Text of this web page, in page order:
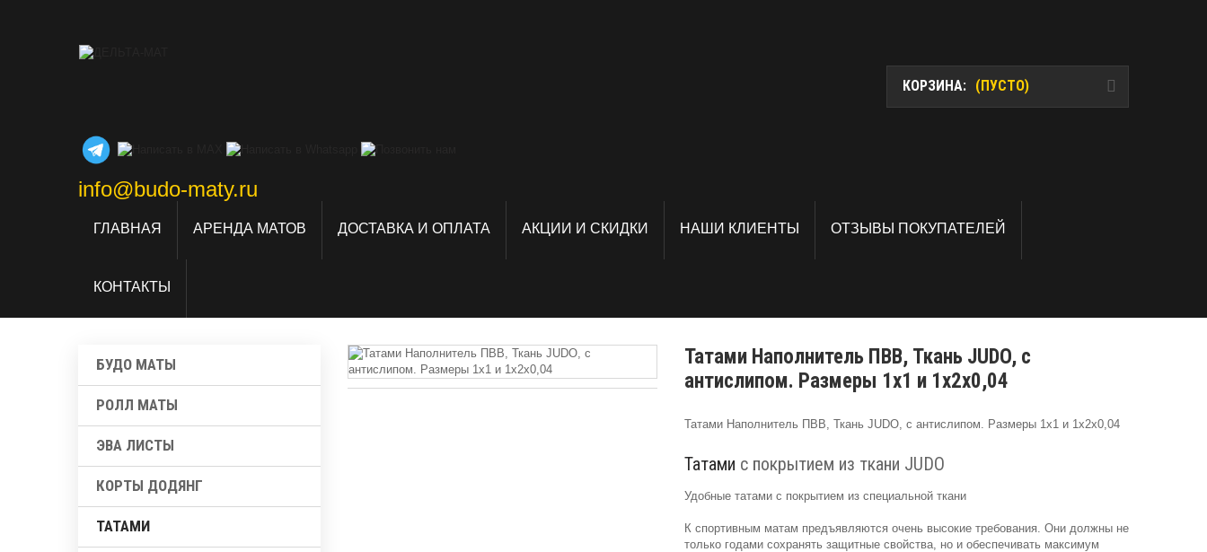
info@budo-maty.ru
ГЛАВНАЯ АРЕНДА МАТОВ ДОСТАВКА И ОПЛАТА АКЦИИ И СКИДКИ НАШИ КЛИЕНТЫ ОТЗЫВЫ ПОКУПАТЕЛЕЙ
КОНТАКТЫ
КОРЗИНА: (ПУСТО)
БУДО МАТЫ
РОЛЛ МАТЫ
ЭВА ЛИСТЫ
КОРТЫ ДОДЯНГ
ТАТАМИ
Татами Наполнитель ПВВ, Ткань JUDO, с
антислипом. Размеры 1х1 и 1х2х0,04
Татами Наполнитель ПВВ, Ткань JUDO, с антислипом. Размеры 1х1 и 1х2х0,04
Татами с покрытием из ткани JUDO
Удобные татами с покрытием из специальной ткани
К спортивным матам предъявляются очень высокие требования. Они должны не
только годами сохранять защитные свойства, но и обеспечивать максимум